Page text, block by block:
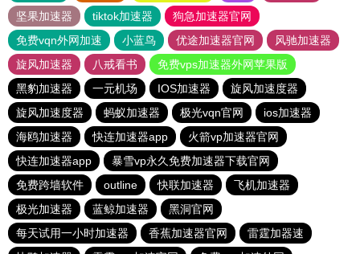
坚果加速器
tiktok加速器
狗急加速器官网
免费vqn外网加速
小蓝鸟 优途加速器官网
风驰加速器
旋风加速器
八戒看书
免费vps加速器外网苹果版
黑豹加速器
一元机场 IOS加速器
旋风加速度器
旋风加速度器
蚂蚁加速器 极光vqn官网
ios加速器
海鸥加速器
快连加速器app
火箭vp加速器官网
快连加速器app
暴雪vp永久免费加速器下载官网
免费跨墙软件
outline 快联加速器
飞机加速器
极光加速器
蓝鲸加速器
黑洞官网
每天试用一小时加速器
香蕉加速器官网
雷霆加器速